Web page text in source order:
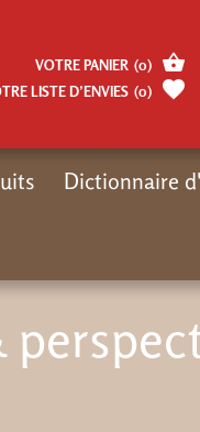
VOTRE PANIER (0)
LISTE D’ENVIES (0)
Dictionnaire